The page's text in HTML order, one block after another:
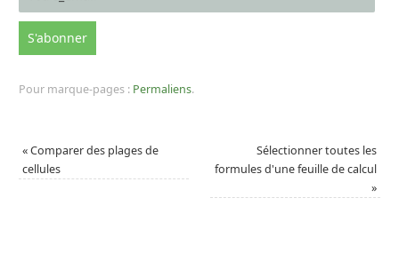
Pour marque-pages : Permaliens.
«Comparer des plages de
cellules
Sélectionner toutes les
formules d'une feuille de calcul
»